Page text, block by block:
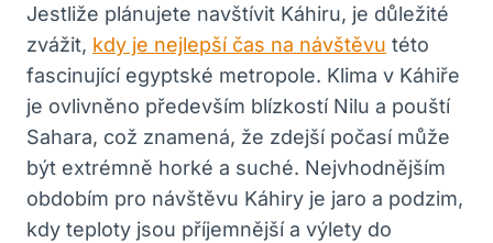
Jestliže plánujete navštívit Káhiru, je důležité
zvážit, kdy je nejlepší čas na návštěvu této
fascinující egyptské metropole. Klima v Káhiře
je ovlivněno především blízkostí Nilu a pouští
Sahara, což znamená, že zdejší počasí může
být extrémně horké a suché. Nejvhodnějším
obdobím pro návštěvu Káhiry je jaro a podzim,
kdy teploty jsou příjemnější a výlety do